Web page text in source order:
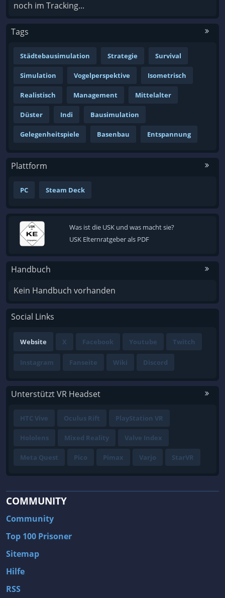
noch im Tracking...
Tags
Städtebausimulation Strategie Survival
Simulation Vogelperspektive Isometrisch
Realistisch Management Mittelalter
Düster Indi Bausimulation
Gelegenheitspiele Basenbau Entspannung
Plattform
PC Steam Deck
Was ist die USK und was macht sie?
USK Elternratgeber als PDF
Handbuch
Kein Handbuch vorhanden
Social Links
Website X Facebook Youtube Twitch
Instagram Fanseite Wiki Discord
Unterstützt VR Headset
HTC Vive Oculus Rift PlayStation VR
Hololens Mixed Reality Valve Index
Meta Quest Pico Pimax Varjo StarVR
COMMUNITY
Community
Top 100 Prisoner
Sitemap
Hilfe
RSS